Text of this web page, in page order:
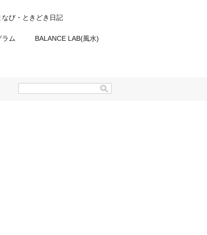
なび・ときどき日記
ラム BALANCE LAB(風水)